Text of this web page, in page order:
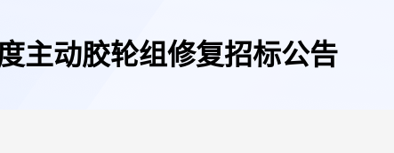
主动胶轮组修复招标公告